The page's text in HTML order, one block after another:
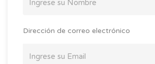
Dirección de correo electrónico